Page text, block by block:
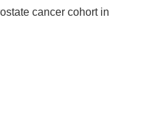
cancer cohort in